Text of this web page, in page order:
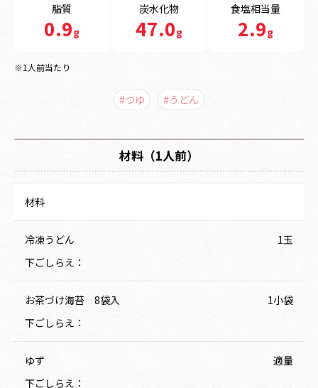
脂質
0.9g
炭水化物
47.0g
食塩相当量
2.9g
※1人前当たり
#つゆ #うどん
材料（1人前）
材料
冷凍うどん
1玉
下ごしらえ：
お茶づけ海苔 8袋入
1小袋
下ごしらえ：
ゆず
適量
下ごしらえ：